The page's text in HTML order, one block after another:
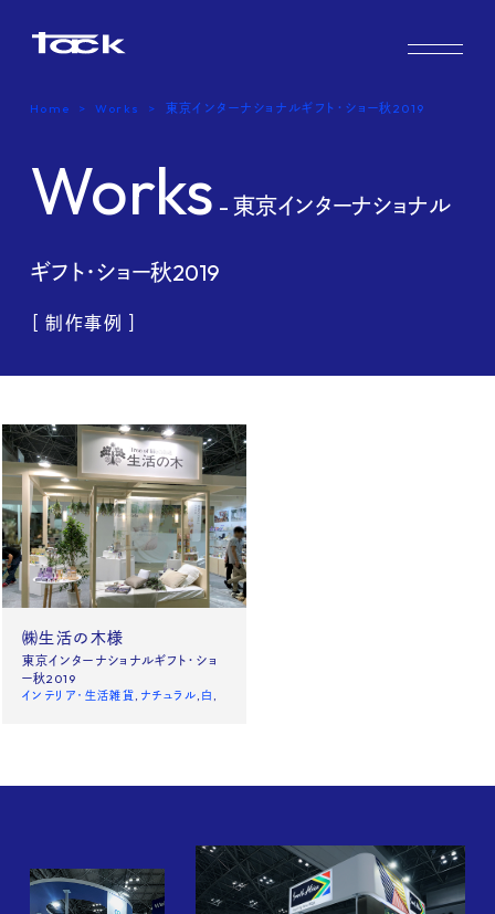
Works
Case study & Voice
Service
Recruit
Contact us
News Site policy
X
Instagram
タックチャンネル【ものづくり】
Home Works 東京インターナショナルギフト・ショー秋2019
Works - 東京インターナショナル
ギフト・ショー秋2019
［ 制作事例 ］
㈱生活の木様
東京インターナショナルギフト・ショ
ー秋2019
インテリア・生活雑貨 ナチュラル 白